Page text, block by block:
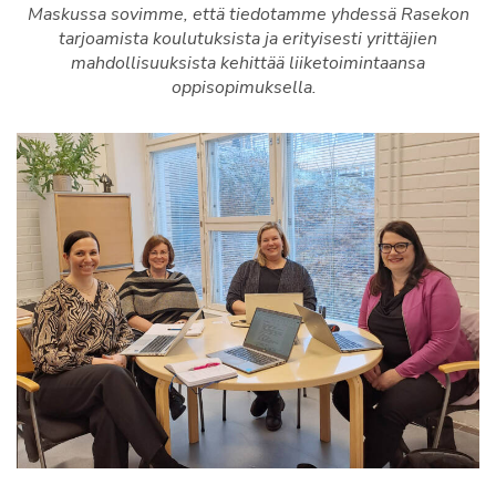
Maskussa sovimme, että tiedotamme yhdessä Rasekon
tarjoamista koulutuksista ja erityisesti yrittäjien
mahdollisuuksista kehittää liiketoimintaansa
oppisopimuksella.